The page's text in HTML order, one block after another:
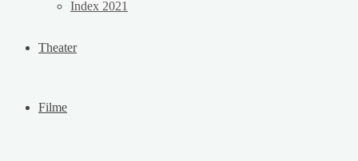
Index 2021
Theater
Filme